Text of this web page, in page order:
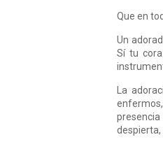
Que en
Un
Sí tu
La
despierta,